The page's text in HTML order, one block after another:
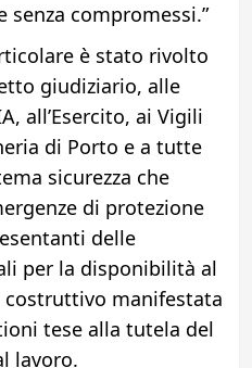
senza compromessi.”
è stato rivolto
giudiziario, alle
all’Esercito, ai Vigili
di Porto e a tutte
sicurezza che
di protezione
delle
per la disponibilità al
manifestata
tese alla tutela del
lavoro.